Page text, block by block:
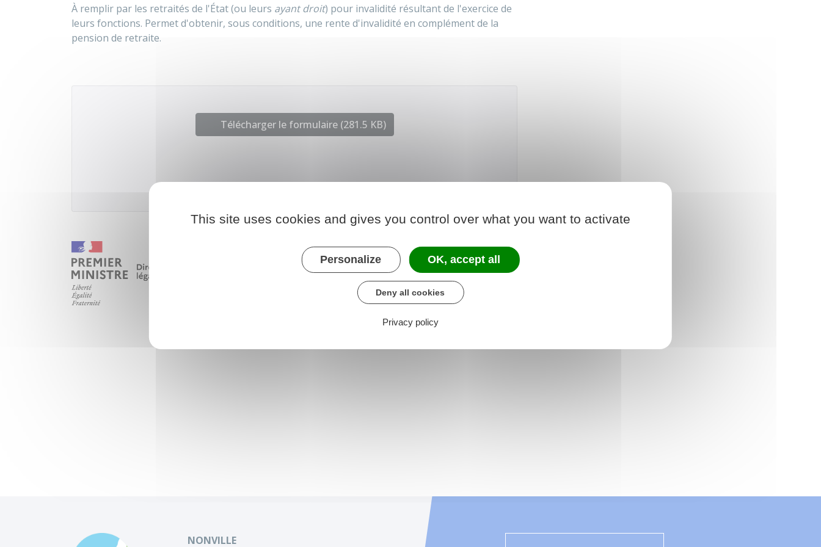
À remplir par les retraités de l'État (ou leurs ayant droit) pour invalidité résultant de l'exercice de
leurs fonctions. Permet d'obtenir, sous conditions, une rente d'invalidité en complément de la
pension de retraite.
Télécharger le formulaire (281.5 KB)
NONVILLE
This site uses cookies and gives you control over what you want to activate
Personalize OK, accept all
Deny all cookies
Privacy policy